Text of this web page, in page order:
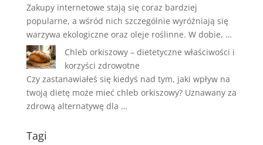
Zakupy internetowe stają się coraz bardziej
popularne, a wśród nich szczególnie wyróżniają się
warzywa ekologiczne oraz oleje roślinne. W dobie, …
Chleb orkiszowy – dietetyczne właściwości i
korzyści zdrowotne
Czy zastanawiałeś się kiedyś nad tym, jaki wpływ na
twoją dietę może mieć chleb orkiszowy? Uznawany za
zdrową alternatywę dla …
Tagi